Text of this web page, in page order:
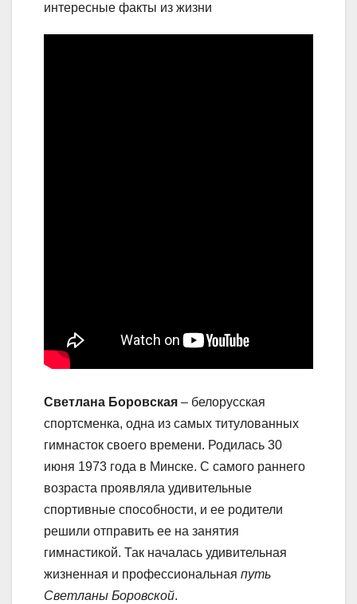
Светлана Боровская – белорусская
спортсменка, одна из самых титулованных
гимнасток своего времени. Родилась 30
июня 1973 года в Минске. С самого раннего
возраста проявляла удивительные
спортивные способности, и ее родители
решили отправить ее на занятия
гимнастикой. Так началась удивительная
жизненная и профессиональная путь
Светланы Боровской.